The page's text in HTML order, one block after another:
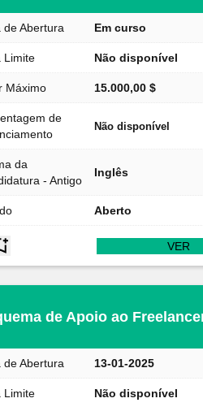
de Abertura Em curso
Limite Não disponível
Máximo 15.000,00 $
de
Não disponível
da
- Antigo
Inglês
Aberto
VER
de Apoio ao
de Abertura 13-01-2025
Limite Não disponível